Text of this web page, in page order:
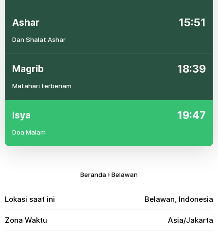
Ashar 15:51
Dan Shalat Ashar
Magrib 18:39
Matahari terbenam
Isya 19:47
Doa Malam
Beranda › Belawan
Lokasi saat ini Belawan, Indonesia
Zona Waktu Asia/Jakarta